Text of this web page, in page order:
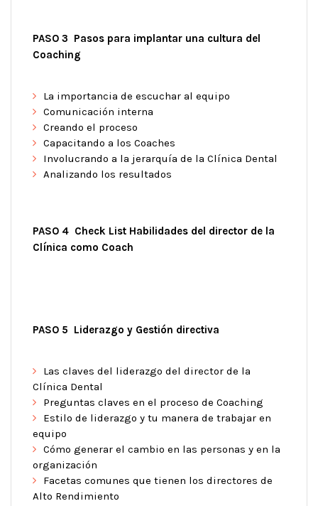
PASO 3 Pasos para implantar una cultura del
Coaching
La importancia de escuchar al equipo
Comunicación interna
Creando el proceso
Capacitando a los Coaches
Involucrando a la jerarquía de la Clínica Dental
Analizando los resultados
PASO 4 Check List Habilidades del director de la
Clínica como Coach
PASO 5 Liderazgo y Gestión directiva
Las claves del liderazgo del director de la
Clínica Dental
Preguntas claves en el proceso de Coaching
Estilo de liderazgo y tu manera de trabajar en
equipo
Cómo generar el cambio en las personas y en la
organización
Facetas comunes que tienen los directores de
Alto Rendimiento